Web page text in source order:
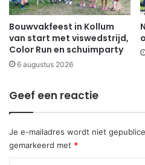
Bouwvakfeest in Kollum
van start met viswedstrijd,
Color Run en schuimparty
6 augustus 2026
Geef een reactie
Je e-mailadres wordt niet
gemarkeerd met *